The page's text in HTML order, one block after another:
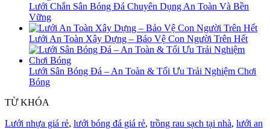
Lưới Chắn Sân Bóng Đá Chuyên Dụng An Toàn Và Bền
Vững
Lưới An Toàn Xây Dựng – Bảo Vệ Con Người Trên Hết
Lưới Sân Bóng Đá – An Toàn & Tối Ưu Trải Nghiệm Chơi
Bóng
TỪ KHÓA
Lưới nhựa giá rẻ, lưới bóng đá giá rẻ, trồng rau sạch tại nhà, lưới an